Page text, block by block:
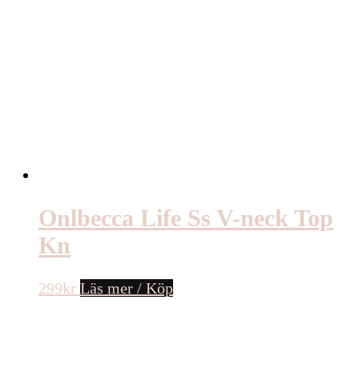
Onlbecca Life Ss V-neck Top
Kn
299kr Läs mer / Köp